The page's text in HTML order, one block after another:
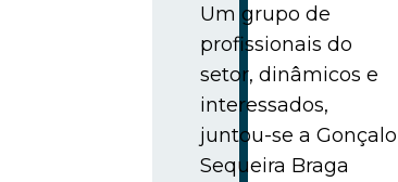
Um grupo de
profissionais do
setor, dinâmicos e
interessados,
juntou-se a Gonçalo
Sequeira Braga